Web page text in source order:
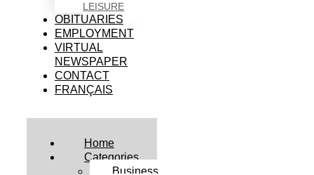
LEISURE
OBITUARIES
EMPLOYMENT
VIRTUAL
NEWSPAPER
CONTACT
FRANÇAIS
Home
Categories
Business